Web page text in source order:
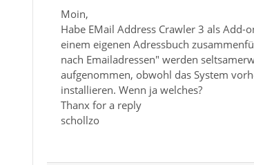
Moin,
Habe EMail Address Crawler 3 als
einem eigenen Adressbuch
nach Emailadressen" werden
aufgenommen, obwohl das System
installieren. Wenn ja welches?
Thanx for a reply
schollzo